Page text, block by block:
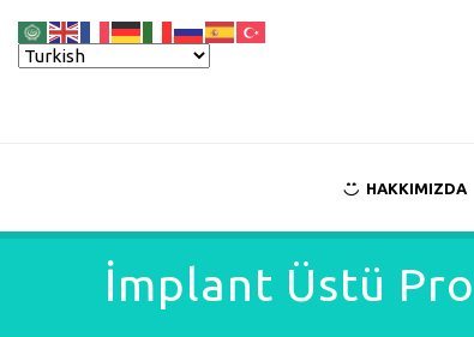
HAKKIMIZDA
İmplant Üstü